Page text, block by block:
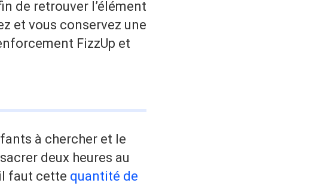
de retrouver l’élément
et vous conservez une
FizzUp et
à chercher et le
deux heures au
faut cette quantité de